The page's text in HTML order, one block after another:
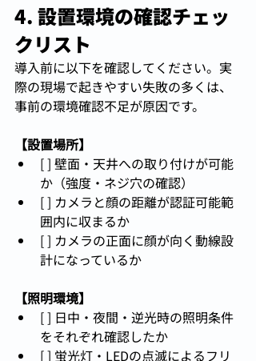
4. 設置環境の確認チェッ
クリスト
導入前に以下を確認してください。実
際の現場で起きやすい失敗の多くは、
事前の環境確認不足が原因です。
【設置場所】
[ ] 壁面・天井への取り付けが可能
か（強度・ネジ穴の確認）
[ ] カメラと顔の距離が認証可能範
囲内に収まるか
[ ] カメラの正面に顔が向く動線設
計になっているか
【照明環境】
[ ] 日中・夜間・逆光時の照明条件
をそれぞれ確認したか
[ ] 蛍光灯・LEDの点滅によるフリ